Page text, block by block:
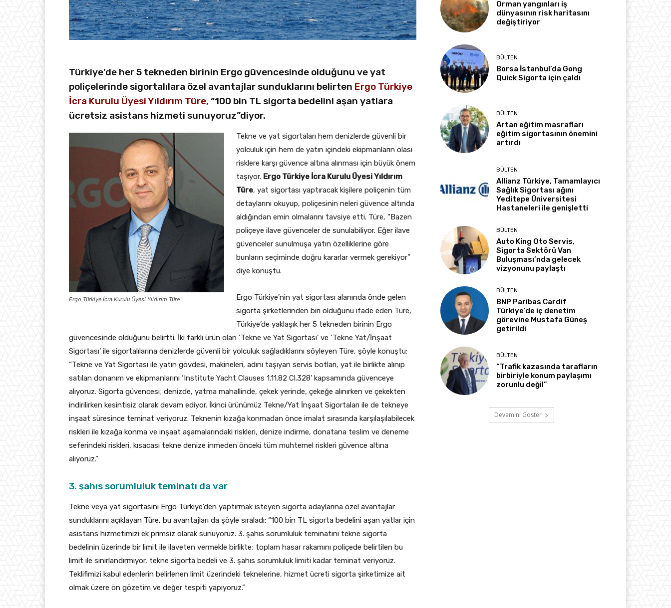
Türkiye’de her 5 tekneden birinin Ergo güvencesinde olduğunu ve yat
poliçelerinde sigortalılara özel avantajlar sunduklarını belirten Ergo Türkiye
İcra Kurulu Üyesi Yıldırım Türe, “100 bin TL sigorta bedelini aşan yatlara
ücretsiz asistans hizmeti sunuyoruz”diyor.
Ergo Türkiye İcra Kurulu Üyesi Yıldırım Türe
Tekne ve yat sigortaları hem denizlerde güvenli bir
yolculuk için hem de yatın içindeki ekipmanların olası
risklere karşı güvence altına alınması için büyük önem
taşıyor. Ergo Türkiye İcra Kurulu Üyesi Yıldırım
Türe, yat sigortası yaptıracak kişilere poliçenin tüm
detaylarını okuyup, poliçesinin neleri güvence altında
aldığından emin olmalarını tavsiye etti. Türe, “Bazen
poliçeye ilave güvenceler de sunulabiliyor. Eğer ilave
güvenceler sunulmuşa yatın özelliklerine göre
bunların seçiminde doğru kararlar vermek gerekiyor”
diye konuştu.
Ergo Türkiye’nin yat sigortası alanında önde gelen
sigorta şirketlerinden biri olduğunu ifade eden Türe,
Türkiye’de yaklaşık her 5 tekneden birinin Ergo
güvencesinde olduğunu belirtti. İki farklı ürün olan ‘Tekne ve Yat Sigortası’ ve ‘Tekne Yat/İnşaat
Sigortası’ ile sigortalılarına denizlerde güvenli bir yolculuk sağladıklarını söyleyen Türe, şöyle konuştu:
“Tekne ve Yat Sigortası ile yatın gövdesi, makineleri, adını taşıyan servis botları, yat ile birlikte alınıp
satılan donanım ve ekipmanlarını ‘Institute Yacht Clauses 1.11.82 Cl.328’ kapsamında güvenceye
alıyoruz. Sigorta güvencesi; denizde, yatma mahallinde, çekek yerinde, çekeğe alınırken ve çekekten
indirilirken kesintisiz olarak devam ediyor. İkinci ürünümüz Tekne/Yat İnşaat Sigortaları ile de tekneye
inşaat süresince teminat veriyoruz. Teknenin kızağa konmadan önce imalat sırasında karşılaşılabilecek
riskleri ile kızağa konma ve inşaat aşamalarındaki riskleri, denize indirme, donatana teslim ve deneme
seferindeki riskleri, kısacası tekne denize inmeden önceki tüm muhtemel riskleri güvence altına
alıyoruz.”
3. şahıs sorumluluk teminatı da var
Tekne veya yat sigortasını Ergo Türkiye’den yaptırmak isteyen sigorta adaylarına özel avantajlar
sunduklarını açıklayan Türe, bu avantajları da şöyle sıraladı: “100 bin TL sigorta bedelini aşan yatlar için
asistans hizmetimizi ek primsiz olarak sunuyoruz. 3. şahıs sorumluluk teminatını tekne sigorta
bedelinin üzerinde bir limit ile ilaveten vermekle birlikte; toplam hasar rakamını poliçede belirtilen bu
limit ile sınırlandırmıyor, tekne sigorta bedeli ve 3. şahıs sorumluluk limiti kadar teminat veriyoruz.
Teklifimizi kabul edenlerin belirlenen limit üzerindeki teknelerine, hizmet ücreti sigorta şirketimize ait
olmak üzere ön gözetim ve değer tespiti yapıyoruz.”
Orman yangınları iş
dünyasının risk haritasını
değiştiriyor
BÜLTEN
Borsa İstanbul’da Gong
Quick Sigorta için çaldı
BÜLTEN
Artan eğitim masrafları
eğitim sigortasının önemini
artırdı
BÜLTEN
Allianz Türkiye, Tamamlayıcı
Sağlık Sigortası ağını
Yeditepe Üniversitesi
Hastaneleri ile genişletti
BÜLTEN
Auto King Oto Servis,
Sigorta Sektörü Van
Buluşması’nda gelecek
vizyonunu paylaştı
BÜLTEN
BNP Paribas Cardif
Türkiye’de iç denetim
görevine Mustafa Güneş
getirildi
BÜLTEN
“Trafik kazasında tarafların
birbiriyle konum paylaşımı
zorunlu değil”
Devamını Göster